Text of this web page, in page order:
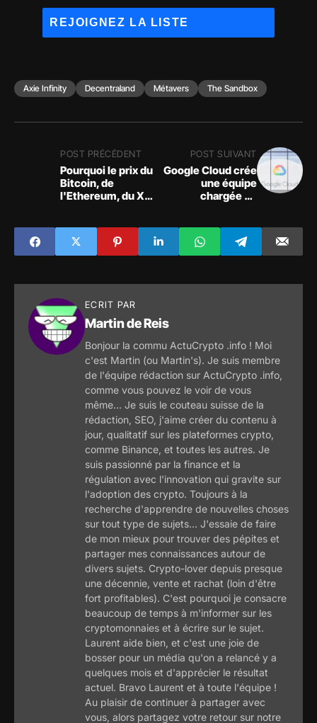
Axie Infinity Decentraland Métavers The Sandbox
POST PRÉCÉDENT
Pourquoi le prix du
Bitcoin, de
l'Ethereum, du XRP
POST SUIVANT
Google Cloud crée
une équipe
chargée de
Web3
ECRIT PAR
Martin de Reis
Bonjour la commu ActuCrypto .info ! Moi
c'est Martin (ou Martin's). Je suis membre
de l'équipe rédaction sur ActuCrypto .info,
comme vous pouvez le voir de vous
même... Je suis le couteau suisse de la
rédaction, SEO, j'aime créer du contenu à
jour, qualitatif sur les plateformes crypto,
comme Binance, et toutes les autres. Je
suis passionné par la finance et la
régulation avec l'innovation qui gravite sur
l'adoption des crypto. Toujours à la
recherche d'apprendre de nouvelles choses
sur tout type de sujets... J'essaie de faire
de mon mieux pour trouver des pépites et
partager mes connaissances autour de
divers sujets. Crypto-lover depuis presque
une décennie, vente et rachat (loin d'être
fort profitables). C'est pourquoi je consacre
beaucoup de temps à m'informer sur les
cryptomonnaies et à écrire sur le sujet.
Laurent aide bien, et c'est une joie de
bosser pour un média qu'on a relancé y a
quelques mois et d'apprécier le résultat
actuel. Bravo Laurent et à toute l'équipe !
Au plaisir de continuer à partager avec
vous, alors partagez votre retour sur notre